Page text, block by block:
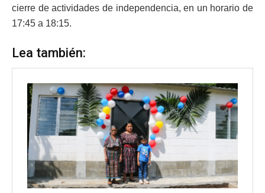
cierre de actividades de independencia, en un horario de
17:45 a 18:15.
Lea también: